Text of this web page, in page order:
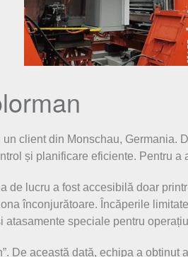
client din Monschau, Germania.
și planificare eficiente. Pentru
de lucru a fost accesibilă doar
înconjurătoare. Încăperile
speciale pentru
De această dată, echipa a